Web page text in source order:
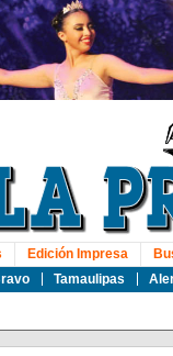
Tamaulipas
Edición Impresa